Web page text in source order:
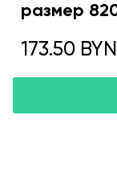
размер
173.50 BYN